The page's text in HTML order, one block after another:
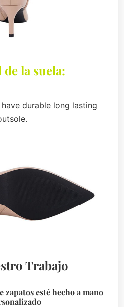
de la suela:
durable long lasting
Trabajo
zapatos esté hecho a mano